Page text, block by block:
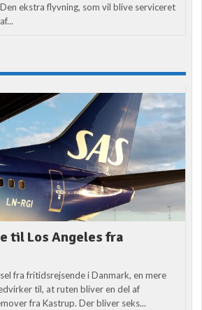
Den ekstra flyvning, som vil blive serviceret
af...
til Los Angeles fra
fra fritidsrejsende i Danmark, en mere
til, at ruten bliver en del af
fra Kastrup. Der bliver seks...